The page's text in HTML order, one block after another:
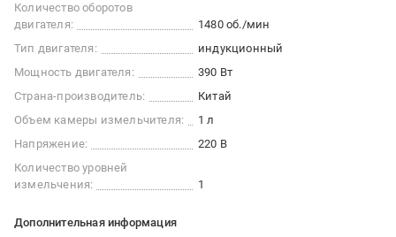
Количество оборотов
двигателя:
1480 об./мин
Тип двигателя:
индукционный
Мощность двигателя:
390 Вт
Страна-производитель:
Китай
Объем камеры измельчителя:
1 л
Напряжение:
220 В
Количество уровней
измельчения:
1
Дополнительная информация